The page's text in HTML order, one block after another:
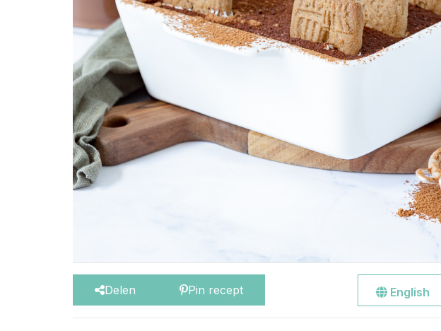
Delen Pin recept EnglishGo
to